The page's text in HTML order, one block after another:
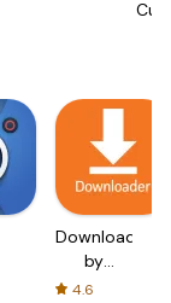
Cut
Downloader
by
AFTVnews
4.6